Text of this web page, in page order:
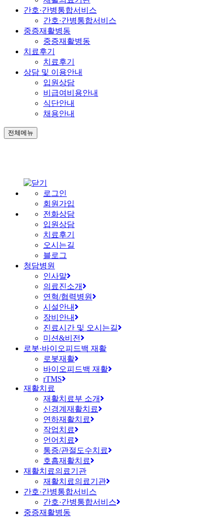
간호·간병통합서비스
간호·간병통합서비스
중증재활병동
중증재활병동
치료후기
치료후기
상담 및 이용안내
입원상담
비급여비용안내
식단안내
채용안내
전체메뉴
로그인
회원가입
전화상담
입원상담
치료후기
오시는길
블로그
청담병원
인사말
의료진소개
연혁/협력병원
시설안내
장비안내
진료시간 및 오시는길
미션&비전
로봇·바이오피드백 재활
로봇재활
바이오피드백 재활
rTMS
재활치료
재활치료부 소개
신경계재활치료
연하재활치료
작업치료
언어치료
통증/관절도수치료
호흡재활치료
재활치료의료기관
재활치료의료기관
간호·간병통합서비스
간호·간병통합서비스
중증재활병동